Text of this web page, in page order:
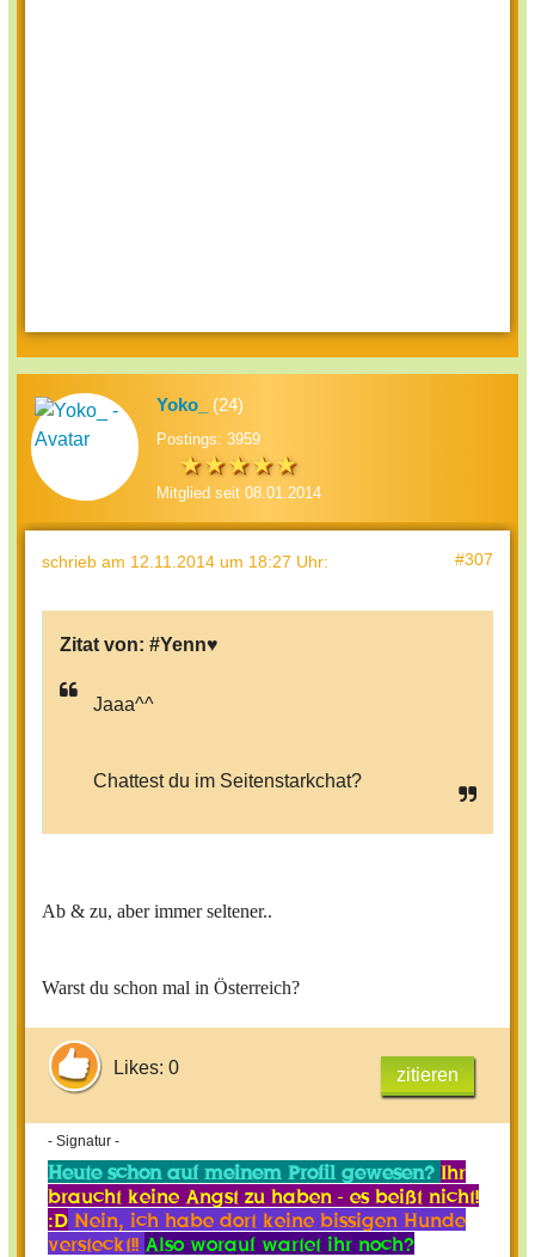
Yoko_ (24)
Postings: 3959
Mitglied seit 08.01.2014
schrieb am 12.11.2014 um 18:27 Uhr: #307
Zitat von: #Yenn♥
Jaaa^^
Chattest du im Seitenstarkchat?
Ab & zu, aber immer seltener..
Warst du schon mal in Österreich?
Likes: 0 zitieren
- Signatur -
Heute schon auf meinem Profil gewesen? Ihr
braucht keine Angst zu haben - es beißt nicht!
:D Nein, ich habe dort keine bissigen Hunde
versteckt!! Also worauf wartet ihr noch?